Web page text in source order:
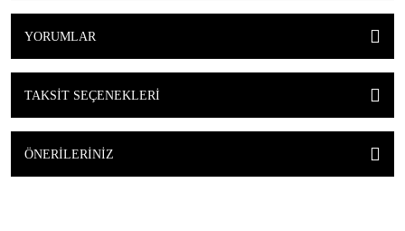
YORUMLAR
TAKSIT SEÇENEKLERI
ÖNERILERINIZ